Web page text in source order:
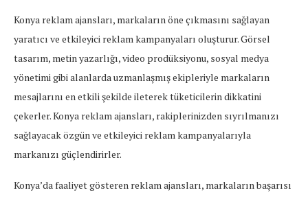
Konya reklam ajansları, markaların öne çıkmasını sağlayan
yaratıcı ve etkileyici reklam kampanyaları oluşturur. Görsel
tasarım, metin yazarlığı, video prodüksiyonu, sosyal medya
yönetimi gibi alanlarda uzmanlaşmış ekipleriyle markaların
mesajlarını en etkili şekilde ileterek tüketicilerin dikkatini
çekerler. Konya reklam ajansları, rakiplerinizden sıyrılmanızı
sağlayacak özgün ve etkileyici reklam kampanyalarıyla
markanızı güçlendirirler.
Konya’da faaliyet gösteren reklam ajansları, markaların başarısı